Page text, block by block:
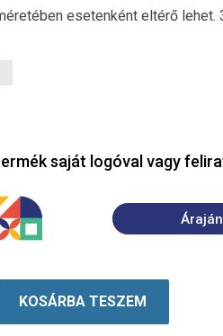
esetenként eltérő lehet.
saját logóval vagy
KOSÁRBA TESZEM